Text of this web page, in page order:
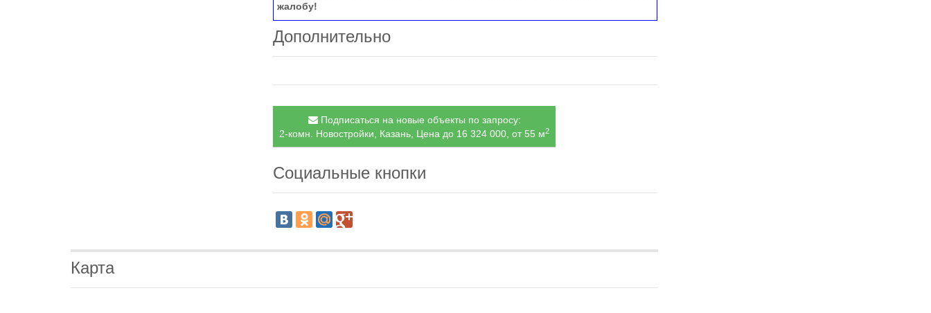
жалобу!
Дополнительно
Подписаться на новые объекты по запросу:
2-комн. Новостройки, Казань, Цена до 16 324 000, от 55 м2
Социальные кнопки
Карта